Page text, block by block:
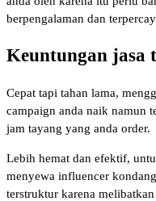
berpengalaman dan
Keuntungan jasa
Cepat tapi tahan lama,
campaign anda naik namun
jam tayang yang anda order.
Lebih hemat dan efektif,
menyewa influencer
terstruktur karena